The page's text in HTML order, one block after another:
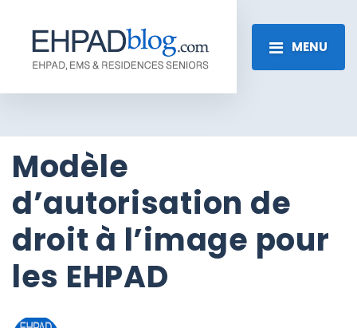
MENU
Modèle
d’autorisation de
droit à l’image pour
les EHPAD